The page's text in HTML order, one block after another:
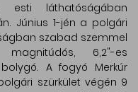
láthatóságában
Június 1-jén a polgári
szabad szemmel
6,2"-es
A fogyó Merkúr
szürkület végén 9